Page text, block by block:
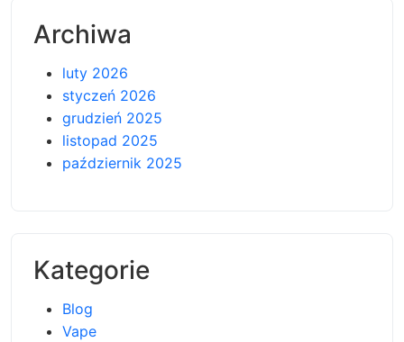
Archiwa
luty 2026
styczeń 2026
grudzień 2025
listopad 2025
październik 2025
Kategorie
Blog
Vape